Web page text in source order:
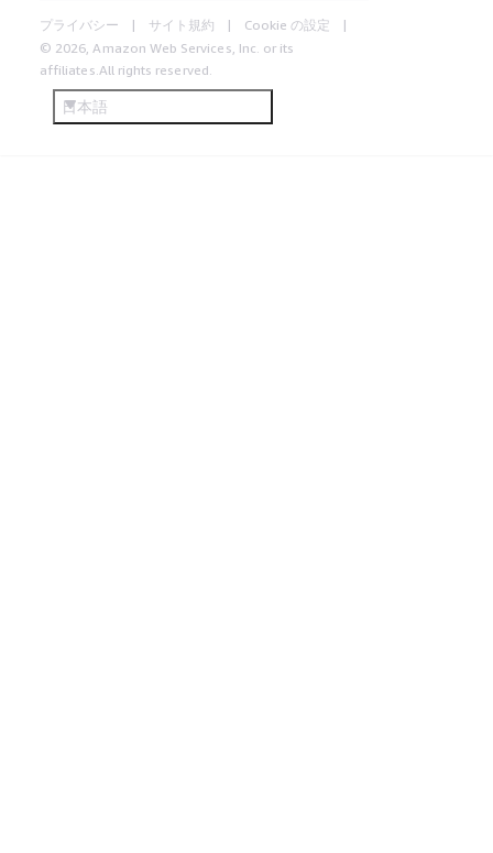
プライバシー サイト規約
Cookie の設定
© 2026, Amazon Web Services, Inc. or its
affiliates.All rights reserved.
日本語